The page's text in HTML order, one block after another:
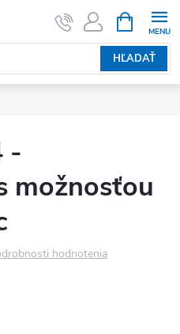
HĽADAŤ
-
možnosťou
hodnotenia